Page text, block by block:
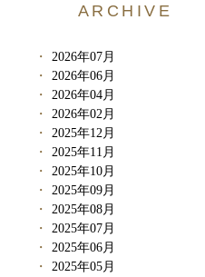
ARCHIVE
2026年07月
2026年06月
2026年04月
2026年02月
2025年12月
2025年11月
2025年10月
2025年09月
2025年08月
2025年07月
2025年06月
2025年05月